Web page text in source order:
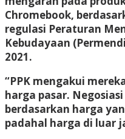
Chromebook,
regulasi Peraturan
Kebudayaan
2021.
“PPK mengakui
harga pasar.
berdasarkan harga
padahal harga di luar